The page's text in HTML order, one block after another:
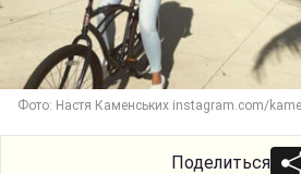
Фото: Настя Каменських instagram.com/
Поделиться